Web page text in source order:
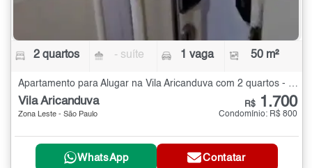
2 quartos - suíte 1 vaga 50 m²
Vila Aricanduva
Zona Leste - São Paulo
R$ 1.700
Condomínio: R$ 800
WhatsApp Contatar